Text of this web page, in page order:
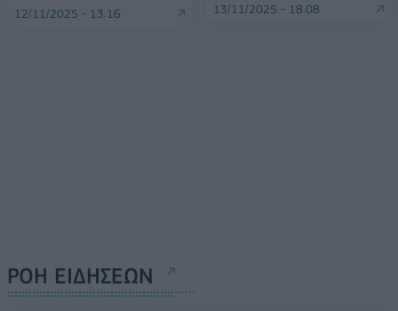
12/11/2025 - 13:16 13/11/2025 - 18:08
ΡΟΗ ΕΙΔΗΣΕΩΝ